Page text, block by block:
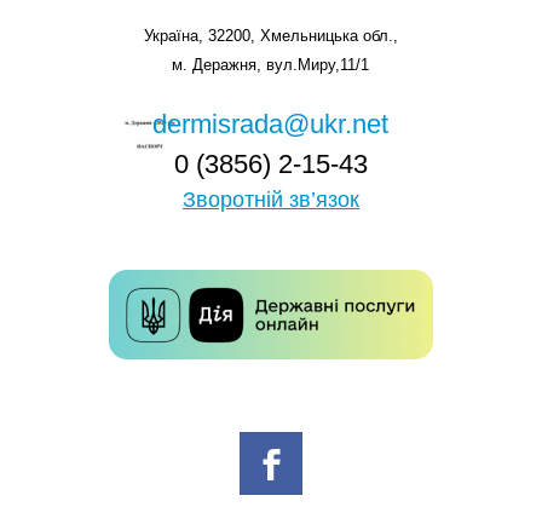
Україна, 32200, Хмельницька обл.,
м. Деражня, вул.Миру,11/1
dermisrada@ukr.net
0 (3856) 2-15-43
Зворотній зв’язок